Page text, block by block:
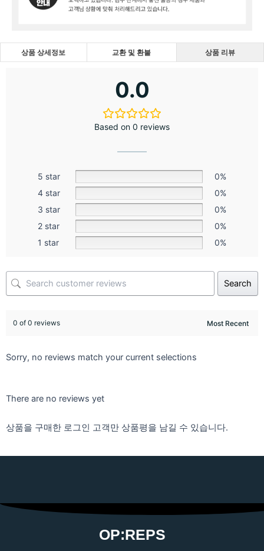
상품 상세정보 교환 및 환불 상품 리뷰
0.0
Based on 0 reviews
5 star
0%
4 star
0%
3 star
0%
2 star
0%
1 star
0%
Search
0 of 0 reviews
Sorry, no reviews match your current selections
There are no reviews yet
상품을 구매한 로그인 고객만 상품평을 남길 수 있습니다.
OP:REPS